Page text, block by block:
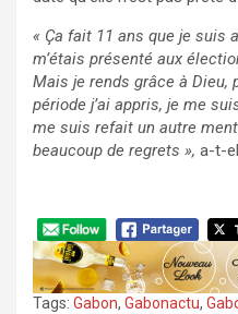
« Ça fait 11 ans que je suis
m’étais présenté aux
Mais je rends grâce à Dieu,
période j’ai appris, je me
me suis refait un autre
beaucoup de regrets », a-t-
Tags: Gabon, Gabonactu,